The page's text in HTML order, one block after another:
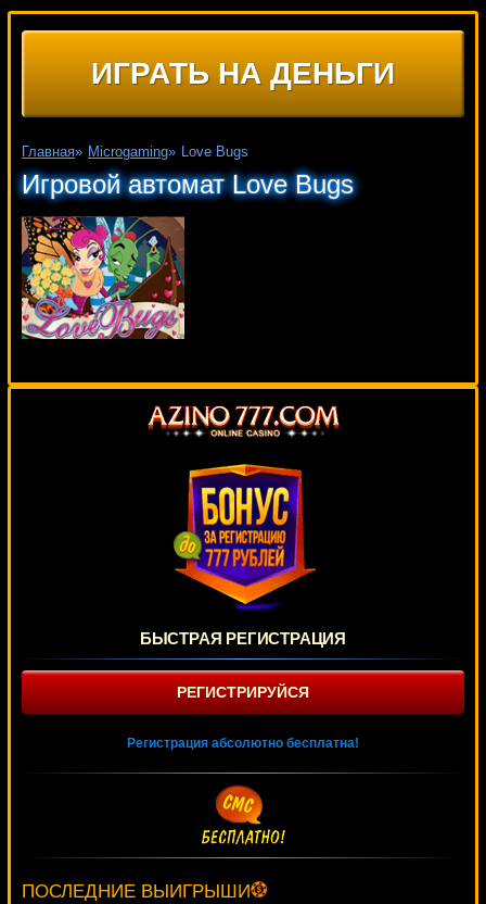
ИГРАТЬ НА ДЕНЬГИ
Главная» Microgaming» Love Bugs
Игровой автомат Love Bugs
БЫСТРАЯ РЕГИСТРАЦИЯ
РЕГИСТРИРУЙСЯ
Регистрация абсолютно бесплатна!
ПОСЛЕДНИЕ ВЫИГРЫШИ
number***